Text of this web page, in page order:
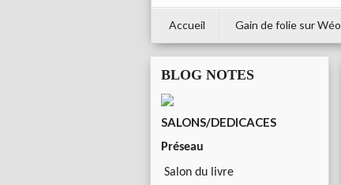
Accueil Gain de folie sur Wéo
BLOG NOTES
SALONS/DEDICACES
Préseau
Salon du livre